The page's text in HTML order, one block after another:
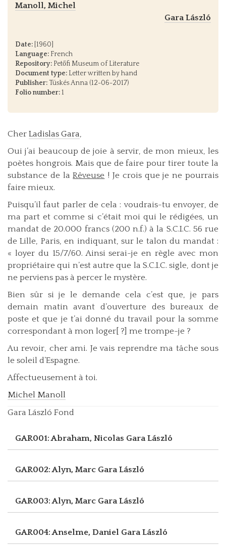
Manoll, Michel
Gara László
Date: [1960]
Language: French
Repository: Petőfi Museum of Literature
Document type: Letter written by hand
Publisher: Tüskés Anna (12-06-2017)
Folio number:1
Cher Ladislas Gara,
Oui j’ai beaucoup de joie à servir, de mon mieux, les
poètes hongrois. Mais que de faire pour tirer toute la
substance de laRêveuse ! Je crois que je ne pourrais
faire mieux.
Puisqu’il faut parler de cela : voudrais-tu envoyer, de
ma part et comme si c’était moi qui le rédigées, un
mandat de 20.000 francs (200 n.f.) à la S.C.I.C. 56 rue
de Lille, Paris, en indiquant, sur le talon du mandat :
« loyer du 15/7/60. Ainsi serai-je en règle avec mon
propriétaire qui n’est autre que la S.C.I.C. sigle, dont je
ne perviens pas à percer le mystère.
Bien sûr si je le demande cela c’est que, je pars
demain matin avant d’ouverture des bureaux de
poste et que je t’ai donné du travail pour la somme
correspondant à mon loger[ ?] me trompe-je ?
Au revoir, cher ami. Je vais reprendre ma tâche sous
le soleil d’Espagne.
Affectueusement à toi.
Michel Manoll
Gara László Fond
GAR001: Abraham, Nicolas Gara László
GAR002: Alyn, Marc Gara László
GAR003: Alyn, Marc Gara László
GAR004: Anselme, Daniel Gara László